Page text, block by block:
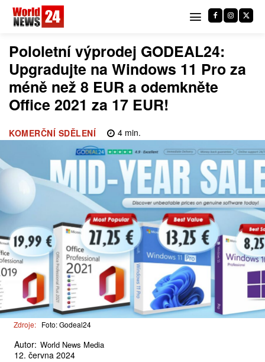
Pololetní výprodej GODEAL24:
Upgradujte na Windows 11 Pro za
méně než 8 EUR a odemkněte
Office 2021 za 17 EUR!
KOMERČNÍ SDĚLENÍ 4 min.
Zdroje: Foto: Godeal24
Autor: World News Media
12. června 2024